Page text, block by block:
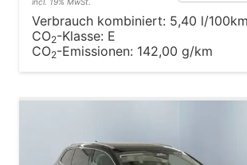
Verbrauch kombiniert: 5,40 l/100km
CO2-Klasse: E
CO2-Emissionen: 142,00 g/km